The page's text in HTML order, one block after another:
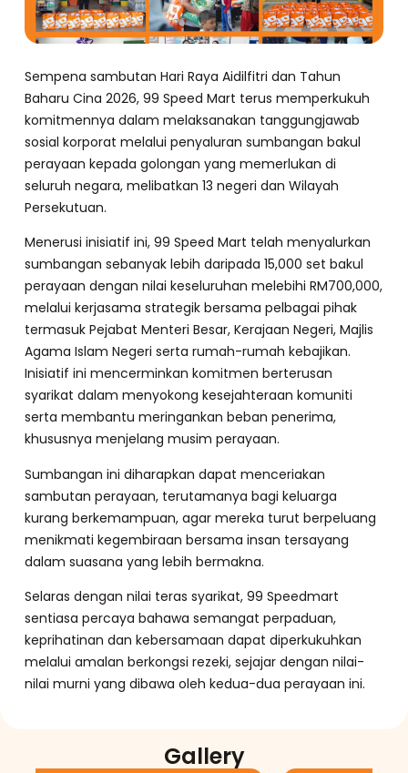
Sempena sambutan Hari Raya Aidilfitri dan Tahun
Baharu Cina 2026, 99 Speed Mart terus memperkukuh
komitmennya dalam melaksanakan tanggungjawab
sosial korporat melalui penyaluran sumbangan bakul
perayaan kepada golongan yang memerlukan di
seluruh negara, melibatkan 13 negeri dan Wilayah
Persekutuan.
Menerusi inisiatif ini, 99 Speed Mart telah menyalurkan
sumbangan sebanyak lebih daripada 15,000 set bakul
perayaan dengan nilai keseluruhan melebihi RM700,000,
melalui kerjasama strategik bersama pelbagai pihak
termasuk Pejabat Menteri Besar, Kerajaan Negeri, Majlis
Agama Islam Negeri serta rumah-rumah kebajikan.
Inisiatif ini mencerminkan komitmen berterusan
syarikat dalam menyokong kesejahteraan komuniti
serta membantu meringankan beban penerima,
khususnya menjelang musim perayaan.
Sumbangan ini diharapkan dapat menceriakan
sambutan perayaan, terutamanya bagi keluarga
kurang berkemampuan, agar mereka turut berpeluang
menikmati kegembiraan bersama insan tersayang
dalam suasana yang lebih bermakna.
Selaras dengan nilai teras syarikat, 99 Speedmart
sentiasa percaya bahawa semangat perpaduan,
keprihatinan dan kebersamaan dapat diperkukuhkan
melalui amalan berkongsi rezeki, sejajar dengan nilai-
nilai murni yang dibawa oleh kedua-dua perayaan ini.
Gallery